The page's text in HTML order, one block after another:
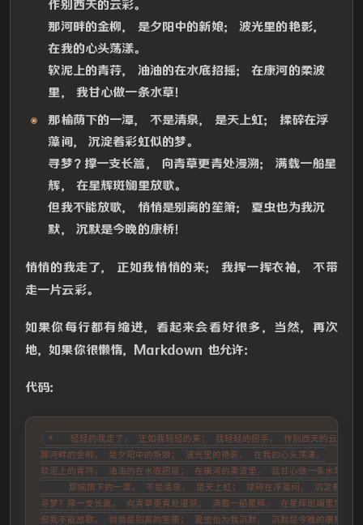
作别西天的云彩。
那河畔的金柳， 是夕阳中的新娘； 波光里的艳影，
在我的心头荡漾。
软泥上的青荇， 油油的在水底招摇； 在康河的柔波
里， 我甘心做一条水草！
那榆荫下的一潭， 不是清泉， 是天上虹； 揉碎在浮
藻间， 沉淀着彩虹似的梦。
寻梦？撑一支长篙， 向青草更青处漫溯； 满载一船星
辉， 在星辉斑斓里放歌。
但我不能放歌， 悄悄是别离的笙箫； 夏虫也为我沉
默， 沉默是今晚的康桥！
悄悄的我走了， 正如我悄悄的来； 我挥一挥衣袖， 不带
走一片云彩。
如果你每行都有缩进，看起来会看好很多，当然，再次
地，如果你很懒惰，Markdown 也允许：
代码：
*   轻轻的我走了， 正如我轻轻的来； 我轻轻的招手， 作别西天的云彩。
那河畔的金柳， 是夕阳中的新娘； 波光里的艳影， 在我的心头荡漾。
软泥上的青荇， 油油的在水底招摇； 在康河的柔波里， 我甘心做一条水草！
那榆荫下的一潭， 不是清泉， 是天上虹； 揉碎在浮藻间， 沉淀着彩虹
寻梦？撑一支长篙， 向青草更青处漫溯； 满载一船星辉， 在星辉斑斓里放歌。
但我不能放歌， 悄悄是别离的笙箫； 夏虫也为我沉默， 沉默是今晚的康桥！